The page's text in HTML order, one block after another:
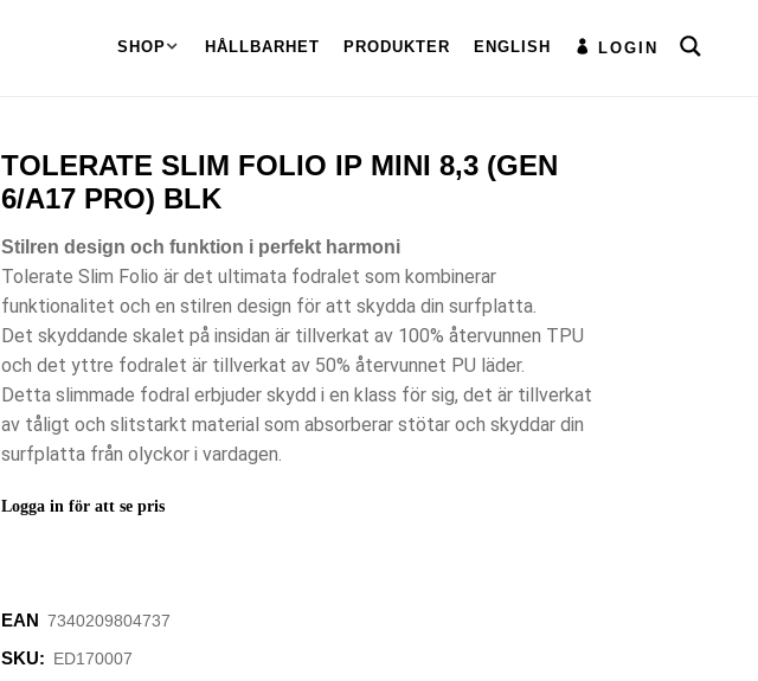
LOGIN
SHOP HÅLLBARHET PRODUKTER ENGLISH
TOLERATE SLIM FOLIO IP MINI 8,3 (GEN
6/A17 PRO) BLK
Stilren design och funktion i perfekt harmoni
Tolerate Slim Folio är det ultimata fodralet som kombinerar
funktionalitet och en stilren design för att skydda din surfplatta.
Det skyddande skalet på insidan är tillverkat av 100% återvunnen TPU
och det yttre fodralet är tillverkat av 50% återvunnet PU läder.
Detta slimmade fodral erbjuder skydd i en klass för sig, det är tillverkat
av tåligt och slitstarkt material som absorberar stötar och skyddar din
surfplatta från olyckor i vardagen.
Logga in för att se pris
EAN ‌‌7340209804737
SKU: ED170007